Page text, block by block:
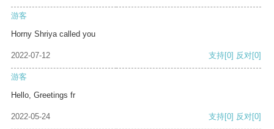
游客
Horny Shriya called you
2022-07-12 支持[0] 反对[0]
游客
Hello, Greetings fr
2022-05-24 支持[0] 反对[0]